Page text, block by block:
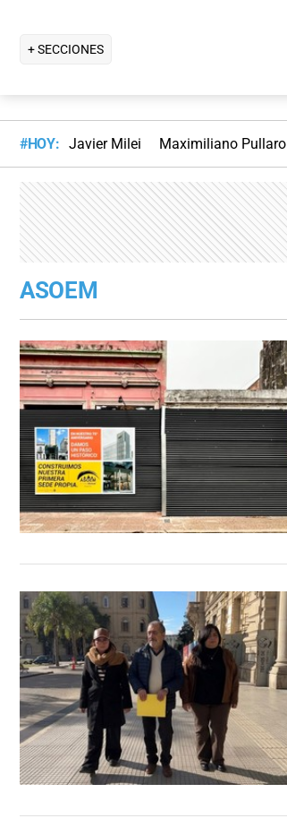
+ SECCIONES
#HOY: Javier Milei Maximiliano Pullaro
ASOEM